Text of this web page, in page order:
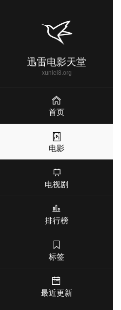
迅雷电影天堂
xunlei8.org
首页
电影
电视剧
排行榜
标签
最近更新